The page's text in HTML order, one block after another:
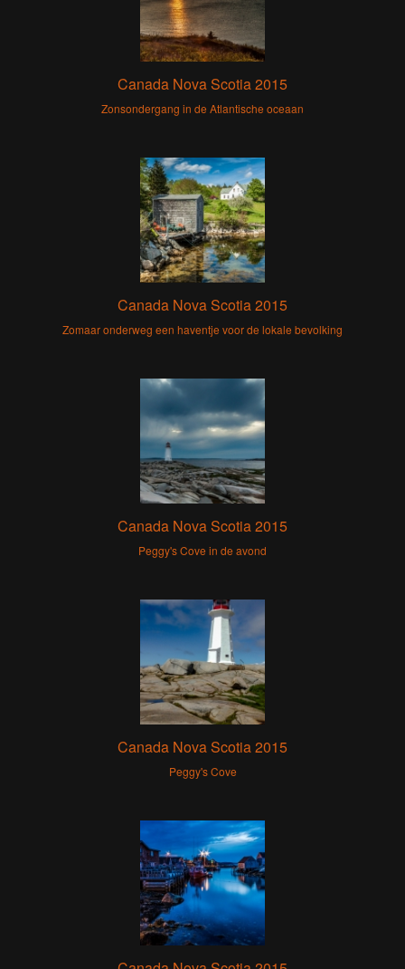
Canada Nova Scotia 2015
Zonsondergang in de Atlantische oceaan
Canada Nova Scotia 2015
Zomaar onderweg een haventje voor de lokale bevolking
Canada Nova Scotia 2015
Peggy's Cove in de avond
Canada Nova Scotia 2015
Peggy's Cove